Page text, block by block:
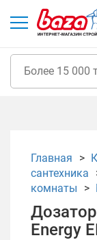
Главная
сантехника
комнаты
Energy